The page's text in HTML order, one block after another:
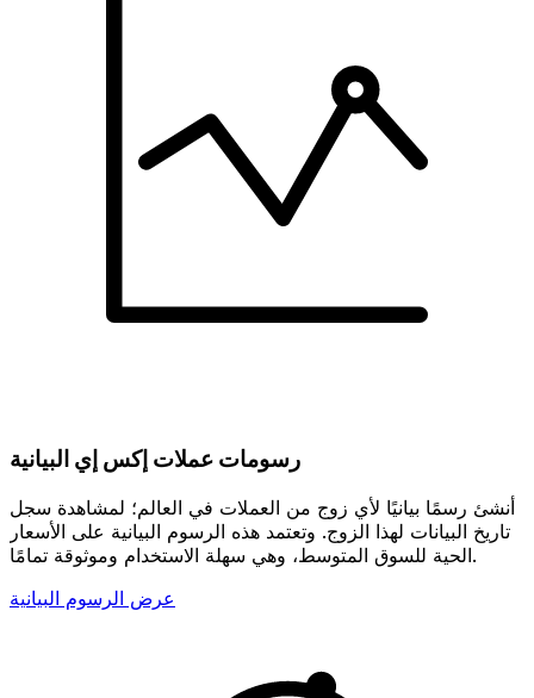
رسومات عملات إكس إي البيانية
أنشئ رسمًا بيانيًا لأي زوج من العملات في العالم؛ لمشاهدة سجل
تاريخ البيانات لهذا الزوج. وتعتمد هذه الرسوم البيانية على الأسعار
الحية للسوق المتوسط، وهي سهلة الاستخدام وموثوقة تمامًا.
عرض الرسوم البيانية